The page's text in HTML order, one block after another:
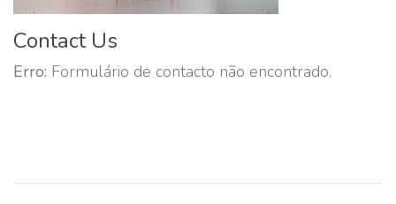
Contact Us
Erro: Formulário de contacto não encontrado.